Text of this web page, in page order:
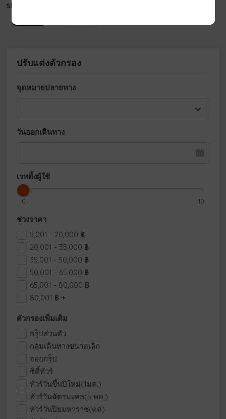
ปรับแต่งตัวกรอง
จุดหมายปลายทาง
ตัวกรองเพิ่มเติม
กรุ็ปส่วนตัว
กลุ่มเดินทางขนาดเล็ก
จอยกรุ็ป
ซิตี้ทัวร์
ทัวร์วันขึ้นปีใหม่(1มค.)
ทัวร์วันฉัตรมงคล(5 พค.)
ทัวร์วันปิยมหาราช(ตค)
วันออกเดินทาง
เรทติ้งผู้ใช้
0 10
ช่วงราคา
5,001 - 20,000 ฿
20,001 - 35,000 ฿
35,001 - 50,000 ฿
50,001 - 65,000 ฿
65,001 - 80,000 ฿
80,001 ฿ +
Share this: